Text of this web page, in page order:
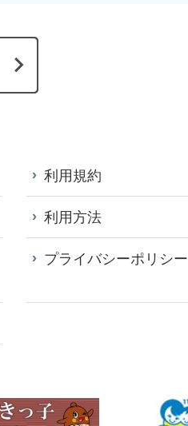
利用規約
利用方法
プライバシーポリシー